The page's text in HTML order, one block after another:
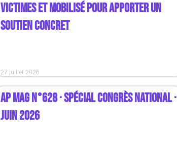
VICTIMES ET MOBILISÉ POUR APPORTER UN
SOUTIEN CONCRET
27 juillet 2026
AP MAG N°628 · SPÉCIAL CONGRÈS NATIONAL ·
JUIN 2026